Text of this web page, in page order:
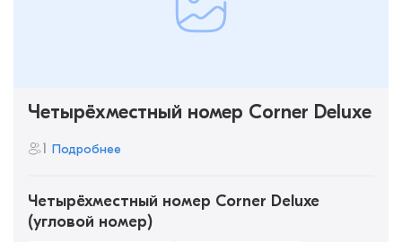
Четырёхместный номер Corner Deluxe
1 Подробнее
Четырёхместный номер Corner Deluxe
(угловой номер)